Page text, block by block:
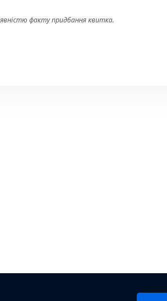
факту придбання квитка.